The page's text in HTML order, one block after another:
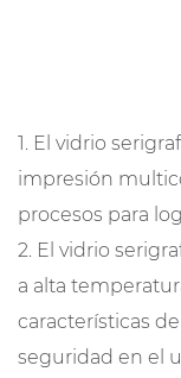
1. El vidrio
impresión
procesos para
2. El vidrio
a alta
características
seguridad en el